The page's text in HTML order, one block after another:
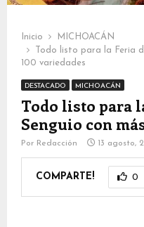
Inicio
MICHOACÁN
Todo listo para la Feria
100 variedades
DESTACADO MICHOACÁN
Todo listo para
Senguio con
Por Redacción 13 agosto,
COMPARTE! 0